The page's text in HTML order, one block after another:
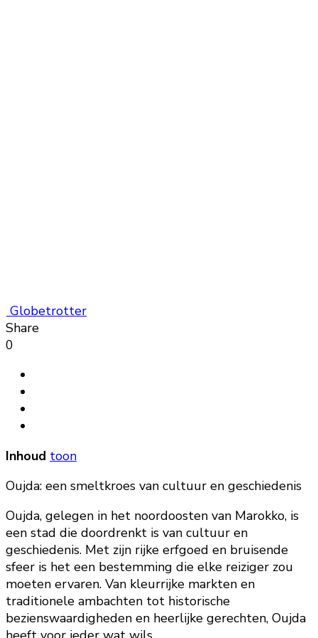
Globetrotter
Share
0
Inhoud toon
Oujda: een smeltkroes van cultuur en geschiedenis
Oujda, gelegen in het noordoosten van Marokko, is
een stad die doordrenkt is van cultuur en
geschiedenis. Met zijn rijke erfgoed en bruisende
sfeer is het een bestemming die elke reiziger zou
moeten ervaren. Van kleurrijke markten en
traditionele ambachten tot historische
bezienswaardigheden en heerlijke gerechten, Oujda